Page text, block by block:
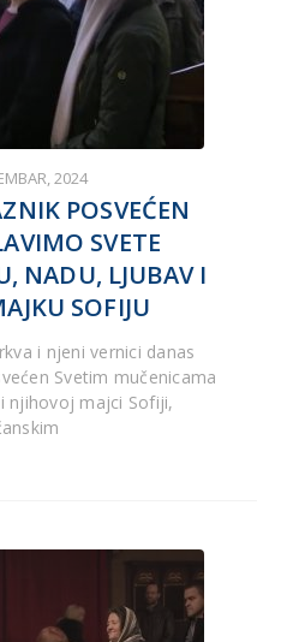
2024
POSVEĆEN
SVETE
NADU, LJUBAV I
SOFIJU
i njeni vernici danas
Svetim mučenicama
njihovoj majci Sofiji,